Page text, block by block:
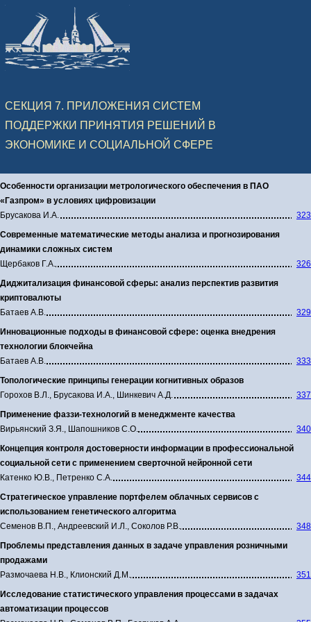
СЕКЦИЯ 7. ПРИЛОЖЕНИЯ СИСТЕМ
ПОДДЕРЖКИ ПРИНЯТИЯ РЕШЕНИЙ В
ЭКОНОМИКЕ И СОЦИАЛЬНОЙ СФЕРЕ
Особенности организации метрологического обеспечения в ПАО
«Газпром» в условиях цифровизации
Брусакова И.А.
323
Современные математические методы анализа и прогнозирования
динамики сложных систем
Щербаков Г.А.
326
Диджитализация финансовой сферы: анализ перспектив развития
криптовалюты
Батаев А.В.
329
Инновационные подходы в финансовой сфере: оценка внедрения
технологии блокчейна
Батаев А.В.
333
Топологические принципы генерации когнитивных образов
Горохов В.Л., Брусакова И.А., Шинкевич А.Д.
337
Применение фаззи-технологий в менеджменте качества
Вирьянский З.Я., Шапошников С.О.
340
Концепция контроля достоверности информации в профессиональной
социальной сети с применением сверточной нейронной сети
Катенко Ю.В., Петренко С.А.
344
Стратегическое управление портфелем облачных сервисов с
использованием генетического алгоритма
Семенов В.П., Андреевский И.Л., Соколов Р.В.
348
Проблемы представления данных в задаче управления розничными
продажами
Размочаева Н.В., Клионский Д.M.
351
Исследование статистического управления процессами в задачах
автоматизации процессов